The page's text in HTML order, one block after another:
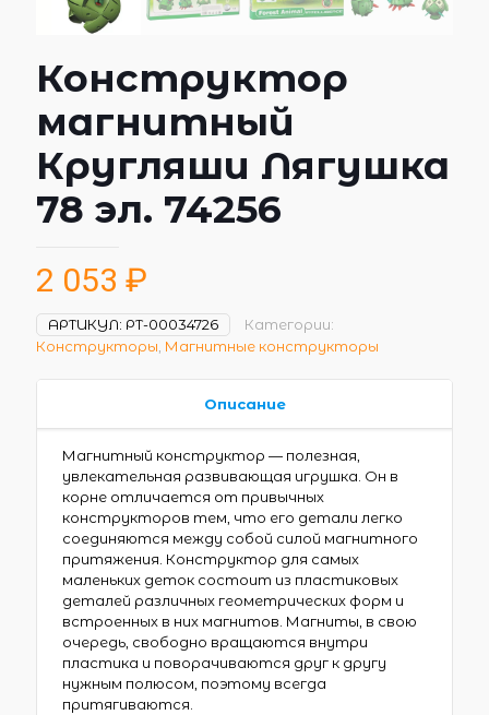
Конструктор
магнитный
Кругляши Лягушка
78 эл. 74256
2 053 ₽
АРТИКУЛ: РТ-00034726
Категории:
Конструкторы, Магнитные конструкторы
Описание
Магнитный конструктор — полезная,
увлекательная развивающая игрушка. Он в
корне отличается от привычных
конструкторов тем, что его детали легко
соединяются между собой силой магнитного
притяжения. Конструктор для самых
маленьких деток состоит из пластиковых
деталей различных геометрических форм и
встроенных в них магнитов. Магниты, в свою
очередь, свободно вращаются внутри
пластика и поворачиваются друг к другу
нужным полюсом, поэтому всегда
притягиваются.